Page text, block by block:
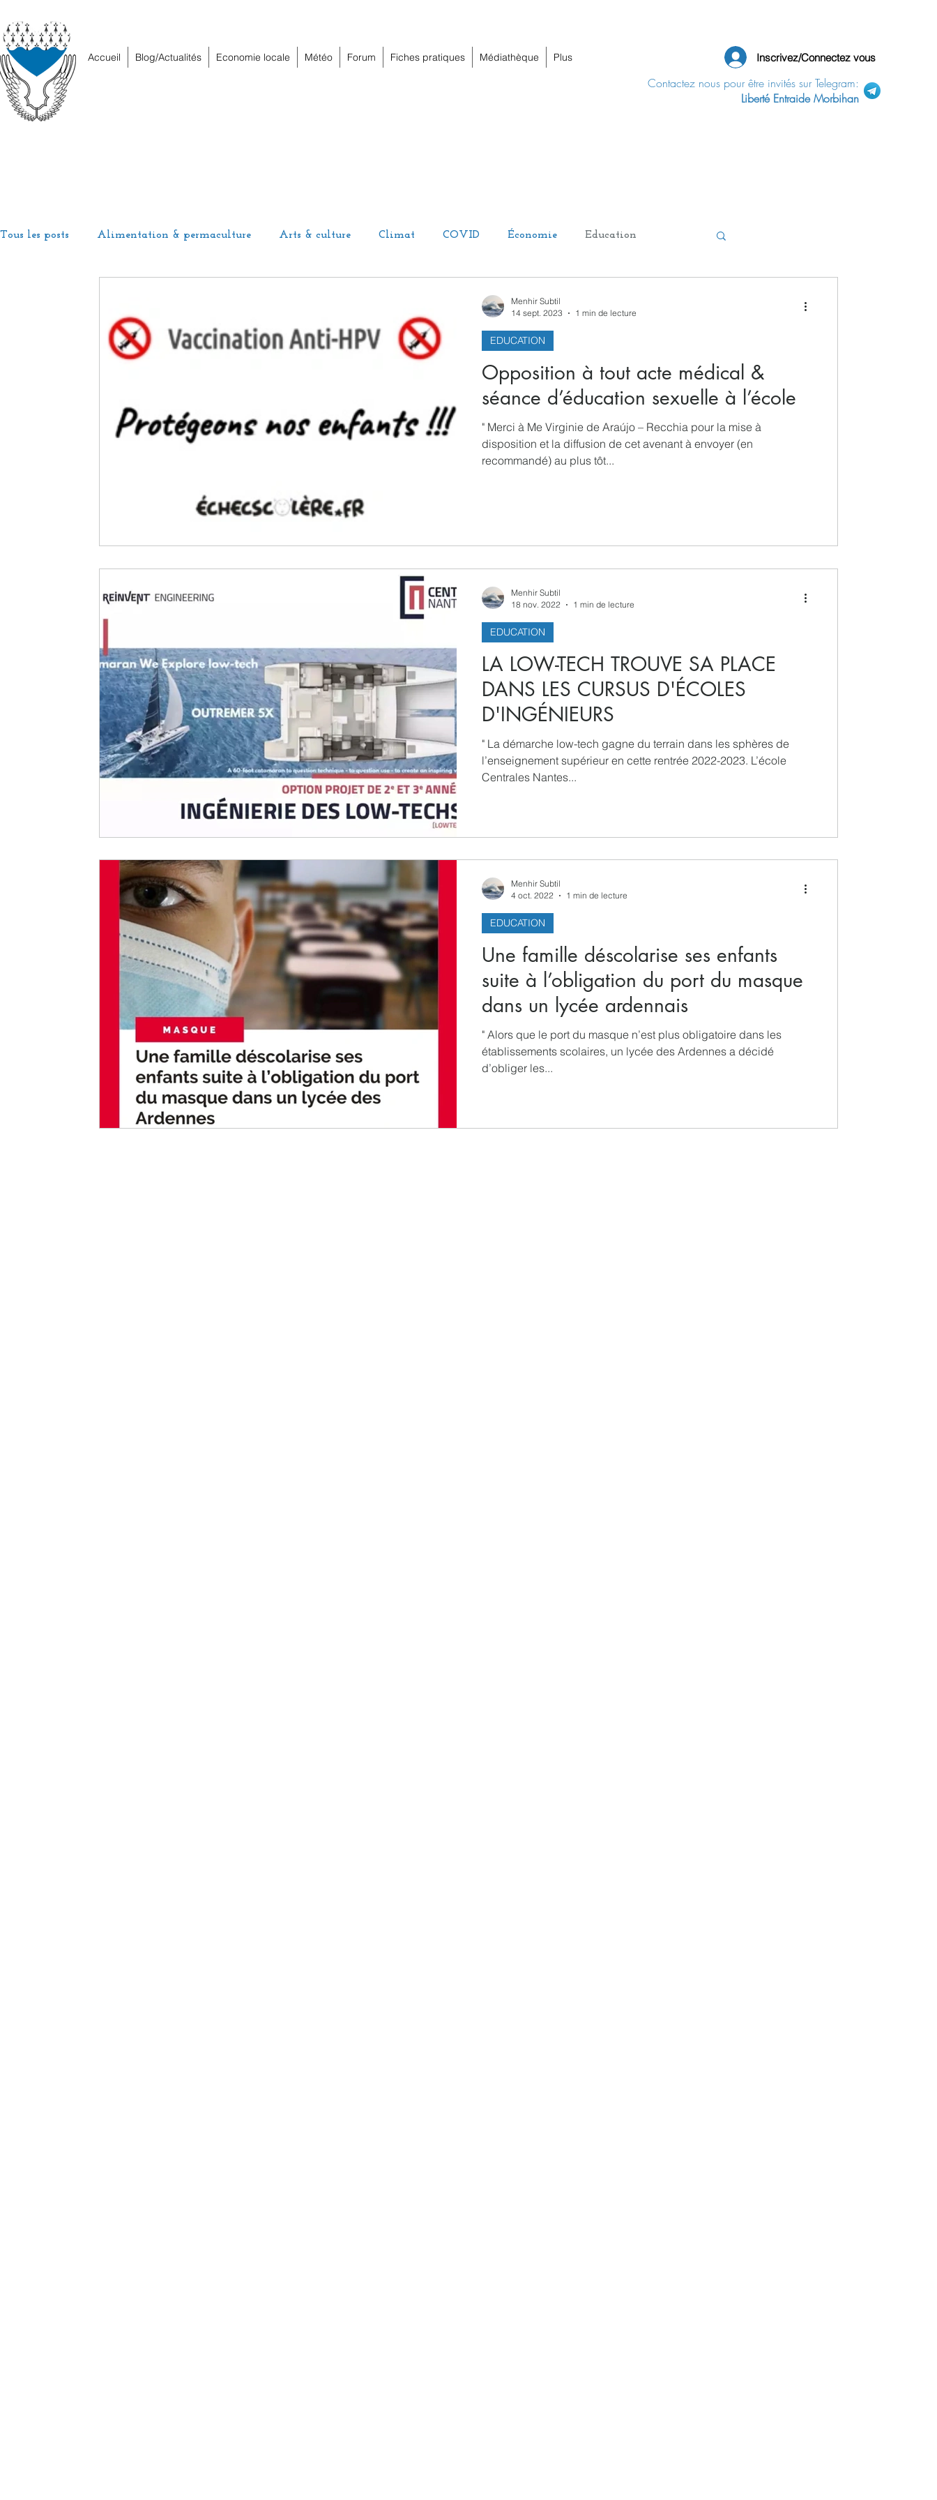
Accueil Blog/Actualités Economie locale Météo Forum Fiches pratiques Médiathèque Plus Inscrivez/Connectez vous
Contactez nous pour être invités sur Telegram:
Liberté Entraide Morbihan
Tous les posts Alimentation & permaculture Arts & culture Climat COVID Économie Education
Résilience Santé Sciences Spiritualités Low tech Sociologie
Opposition à tout acte médical &
séance d’éducation sexuelle à l’école
" Merci à Me Virginie de Araújo – Recchia pour la mise à
disposition et la diffusion de cet avenant à envoyer (en
recommandé) au plus tôt...
EDUCATION
Menhir Subtil
14 sept. 2023
1 min de lecture
LA LOW-TECH TROUVE SA PLACE
DANS LES CURSUS D'ÉCOLES
D'INGÉNIEURS
" La démarche low-tech gagne du terrain dans les sphères de
l’enseignement supérieur en cette rentrée 2022-2023. L’école
Centrales Nantes...
EDUCATION
Menhir Subtil
18 nov. 2022
1 min de lecture
Une famille déscolarise ses enfants
suite à l’obligation du port du masque
dans un lycée ardennais
" Alors que le port du masque n’est plus obligatoire dans les
établissements scolaires, un lycée des Ardennes a décidé
d’obliger les...
EDUCATION
Menhir Subtil
4 oct. 2022
1 min de lecture